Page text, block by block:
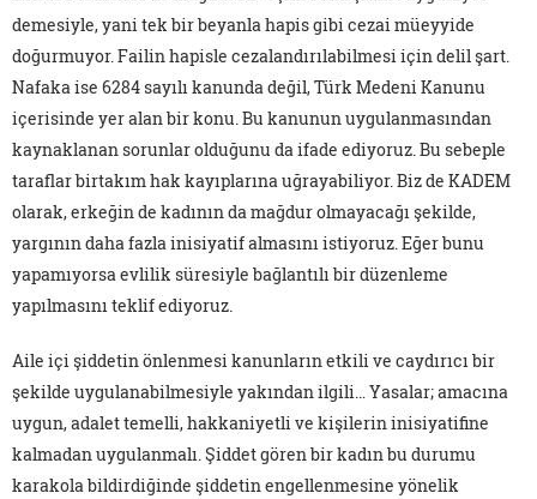
demesiyle, yani tek bir beyanla hapis gibi cezai müeyyide
doğurmuyor. Failin hapisle cezalandırılabilmesi için delil şart.
Nafaka ise 6284 sayılı kanunda değil, Türk Medeni Kanunu
içerisinde yer alan bir konu. Bu kanunun uygulanmasından
kaynaklanan sorunlar olduğunu da ifade ediyoruz. Bu sebeple
taraflar birtakım hak kayıplarına uğrayabiliyor. Biz de KADEM
olarak, erkeğin de kadının da mağdur olmayacağı şekilde,
yargının daha fazla inisiyatif almasını istiyoruz. Eğer bunu
yapamıyorsa evlilik süresiyle bağlantılı bir düzenleme
yapılmasını teklif ediyoruz.
Aile içi şiddetin önlenmesi kanunların etkili ve caydırıcı bir
şekilde uygulanabilmesiyle yakından ilgili… Yasalar; amacına
uygun, adalet temelli, hakkaniyetli ve kişilerin inisiyatifine
kalmadan uygulanmalı. Şiddet gören bir kadın bu durumu
karakola bildirdiğinde şiddetin engellenmesine yönelik